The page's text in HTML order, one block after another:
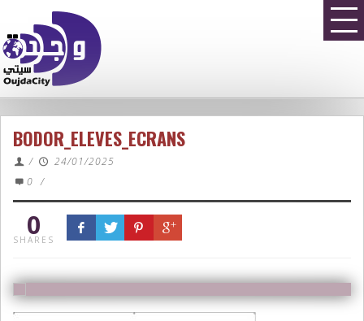
BODOR_ELEVES_ECRANS
/
24/01/2025
0 /
0
SHARES